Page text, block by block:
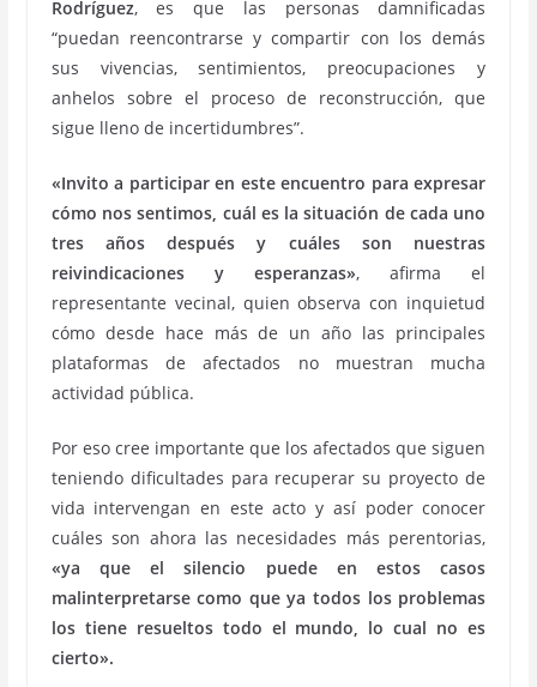
Rodríguez, es que las personas damnificadas
“puedan reencontrarse y compartir con los demás
sus vivencias, sentimientos, preocupaciones y
anhelos sobre el proceso de reconstrucción, que
sigue lleno de incertidumbres”.
«Invito a participar en este encuentro para expresar
cómo nos sentimos, cuál es la situación de cada uno
tres años después y cuáles son nuestras
reivindicaciones y esperanzas», afirma el
representante vecinal, quien observa con inquietud
cómo desde hace más de un año las principales
plataformas de afectados no muestran mucha
actividad pública.
Por eso cree importante que los afectados que siguen
teniendo dificultades para recuperar su proyecto de
vida intervengan en este acto y así poder conocer
cuáles son ahora las necesidades más perentorias,
«ya que el silencio puede en estos casos
malinterpretarse como que ya todos los problemas
los tiene resueltos todo el mundo, lo cual no es
cierto».